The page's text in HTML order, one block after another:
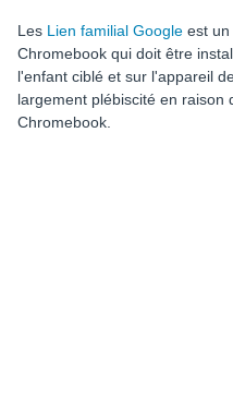
Les Lien familial Google est
Chromebook qui doit être
l'enfant ciblé et sur l'appareil
largement plébiscité en raison
Chromebook.